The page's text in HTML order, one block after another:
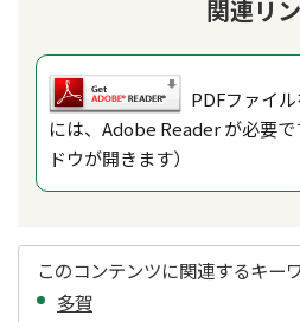
関連リ
PDFファイ
には、Adobe Reader が必要
ドウが開きます）
このコンテンツに関連するキー
多賀